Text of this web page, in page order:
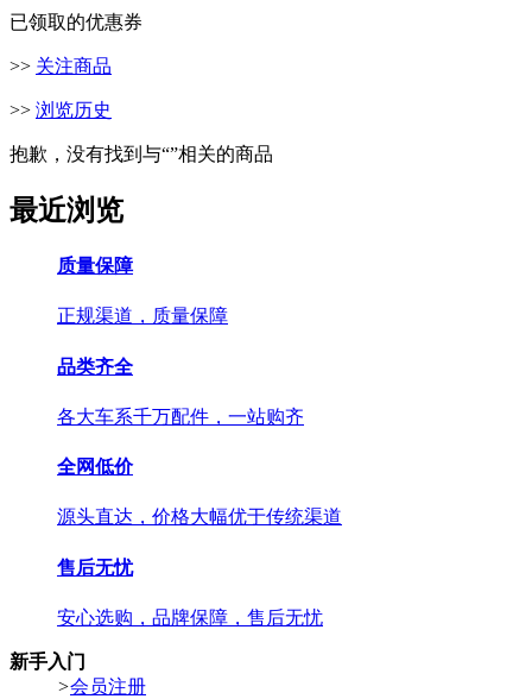
已领取的优惠券
>> 关注商品
>> 浏览历史
抱歉，没有找到与“”相关的商品
最近浏览
质量保障
正规渠道，质量保障
品类齐全
各大车系千万配件，一站购齐
全网低价
源头直达，价格大幅优于传统渠道
售后无忧
安心选购，品牌保障，售后无忧
新手入门
>会员注册